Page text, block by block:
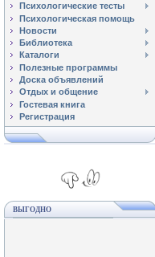
Психологические тесты
Психологическая помощь
Новости
Библиотека
Каталоги
Полезные программы
Доска объявлений
Отдых и общение
Гостевая книга
Регистрация
ВЫГОДНО